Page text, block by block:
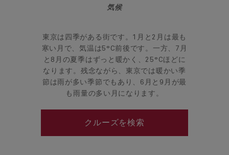
気候
東京は四季がある街です。1月と2月は最も
寒い月で、気温は5°C前後です。一方、7月
と8月の夏季はずっと暖かく、25°Cほどに
なります。残念ながら、東京では暖かい季
節は雨が多い季節でもあり、6月と9月が最
も雨量の多い月になります。
クルーズを検索